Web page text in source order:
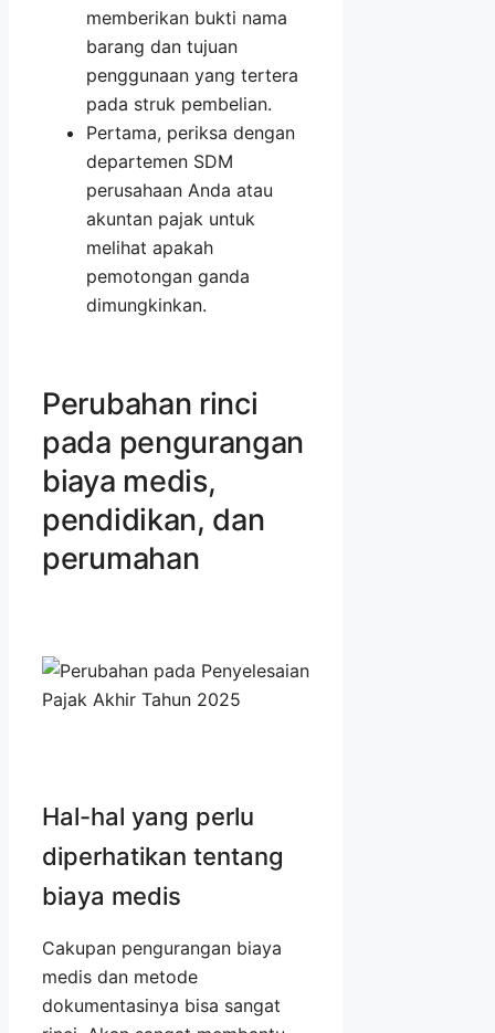
memberikan bukti nama
barang dan tujuan
penggunaan yang tertera
pada struk pembelian.
Pertama, periksa dengan
departemen SDM
perusahaan Anda atau
akuntan pajak untuk
melihat apakah
pemotongan ganda
dimungkinkan.
Perubahan rinci
pada pengurangan
biaya medis,
pendidikan, dan
perumahan
Hal-hal yang perlu
diperhatikan tentang
biaya medis
Cakupan pengurangan biaya
medis dan metode
dokumentasinya bisa sangat